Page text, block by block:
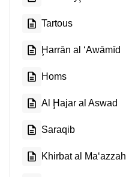
Tartous
Ḩarrān al ‘Awāmīd
Homs
Al Ḩajar al Aswad
Saraqib
Khirbat al Ma‘azzah